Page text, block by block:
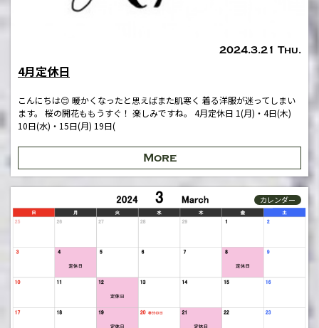
2024.3.21 Thu.
4月定休日
こんにちは😊 暖かくなったと思えばまた肌寒く 着る洋服が迷ってしまい
ます。 桜の開花ももうすぐ！ 楽しみですね。 4月定休日 1(月)・4日(木)
10日(水)・15日(月) 19日(
More
カレンダー